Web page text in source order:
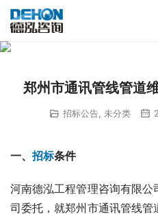
郑州市通讯管线管道
招标公告 未分类
一、 招标条件
河南德泓工程管理咨询有限
司委托，就郑州市通讯管线